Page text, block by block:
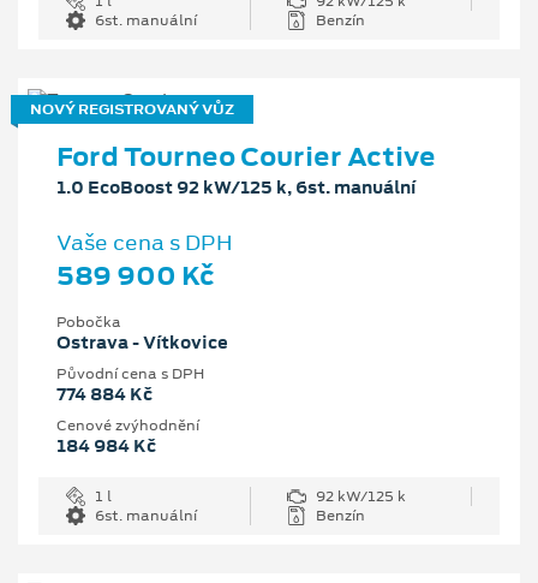
6st. manuální
Benzín
NOVÝ REGISTROVANÝ VŮZ
Ford Tourneo Courier Active
1.0 EcoBoost 92 kW/125 k, 6st. manuální
Vaše cena s DPH
589 900 Kč
Pobočka
Ostrava - Vítkovice
Původní cena s DPH
774 884 Kč
Cenové zvýhodnění
184 984 Kč
1 l
92 kW/125 k
6st. manuální
Benzín